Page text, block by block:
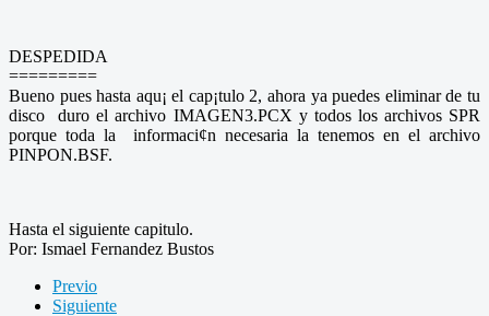
DESPEDIDA
=========
Bueno pues hasta aqu¡ el cap¡tulo 2, ahora ya puedes eliminar de tu
disco duro el archivo IMAGEN3.PCX y todos los archivos SPR
porque toda la informaci¢n necesaria la tenemos en el archivo
PINPON.BSF.
Hasta el siguiente capitulo.
Por: Ismael Fernandez Bustos
Previo
Siguiente